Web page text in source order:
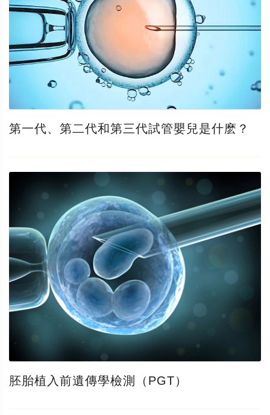
第一代、第二代和第三代試管嬰兒是什麽？
胚胎植入前遺傳學檢測（PGT）